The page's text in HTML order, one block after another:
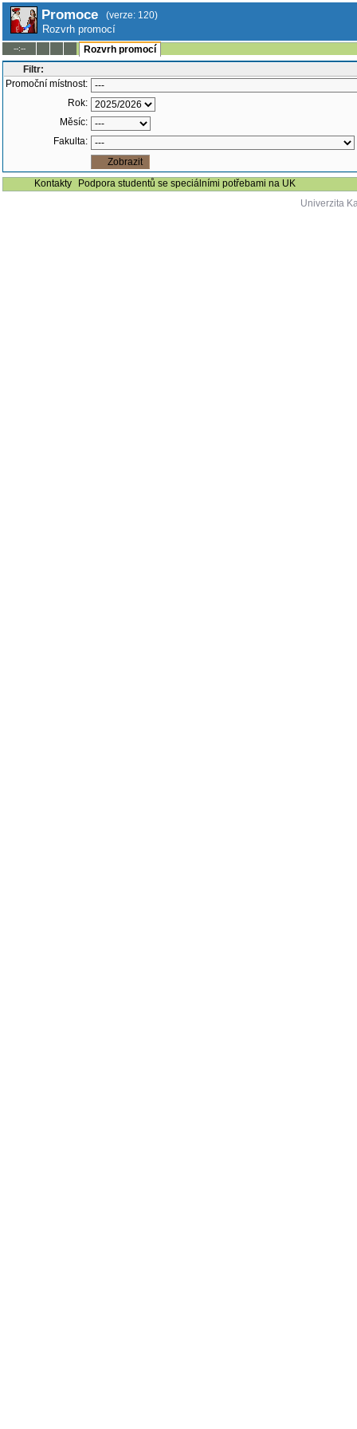
Promoce (verze: 120)
Rozvrh promocí
--:--
Rozvrh promocí
Filtr:
Promoční místnost:
Rok:
Měsíc:
Fakulta:
Kontakty
Podpora studentů se speciálními potřebami na UK
Univerzita